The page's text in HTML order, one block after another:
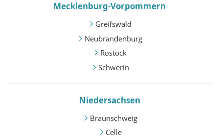
Mecklenburg-Vorpommern
Greifswald
Neubrandenburg
Rostock
Schwerin
Niedersachsen
Braunschweig
Celle